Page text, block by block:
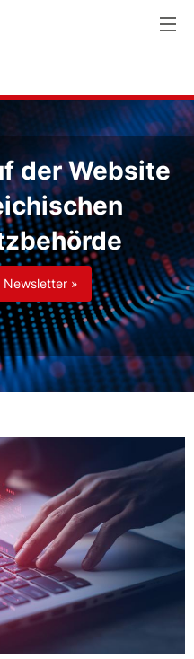
der Website
Newsletter »